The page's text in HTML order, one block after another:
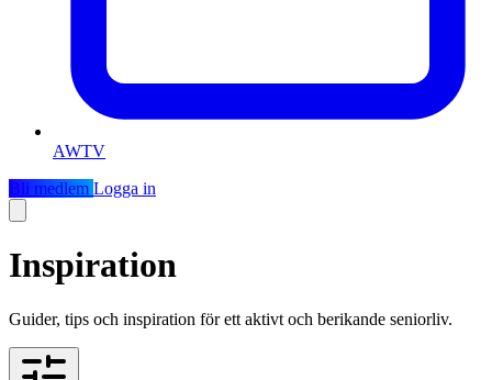
AWTV
Bli medlem Logga in
Inspiration
Guider, tips och inspiration för ett aktivt och berikande seniorliv.